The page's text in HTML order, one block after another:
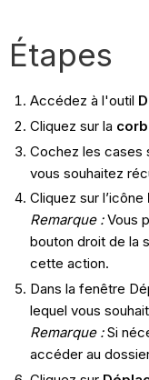
Étapes
Accédez à l'outil
Cliquez sur la
Cochez les cases
vous souhaitez
Cliquez sur l’icône
Remarque :Vous
bouton droit de la
cette action.
Dans la fenêtre
lequel vous
Remarque :Si
accéder au